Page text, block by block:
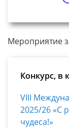
Мероприятие
Конкурс, в
VIII
2025/26 «С
чудеса!»